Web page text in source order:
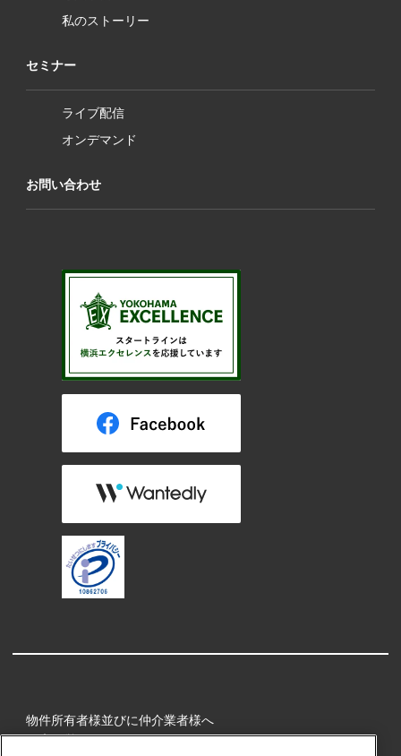
私のストーリー
セミナー
ライブ配信
オンデマンド
お問い合わせ
物件所有者様並びに仲介業者様へ
健康経営